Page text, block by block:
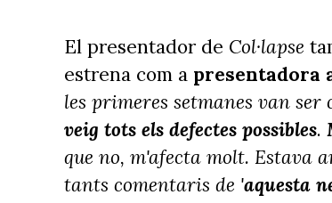
El presentador de Col·lapse
estrena com a presentadora
les primeres setmanes van ser
veig tots els defectes possibles.
que no, m'afecta molt. Estava
tants comentaris de 'aquesta